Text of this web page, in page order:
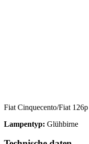
Fiat Cinquecento/Fiat
Lampentyp: Glühbirne